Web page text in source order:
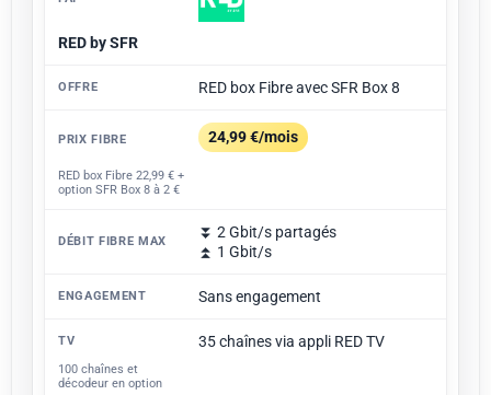
RED by SFR
RED box Fibre avec SFR Box 8
24,99 €/mois
RED box Fibre 22,99 € +
option SFR Box 8 à 2 €
⏬ 2 Gbit/s partagés
⏫ 1 Gbit/s
Sans engagement
35 chaînes via appli RED TV
100 chaînes et
décodeur en option